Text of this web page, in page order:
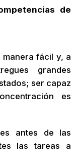
de
fácil y, a
grandes
ser capaz
es
antes de las
las tareas a